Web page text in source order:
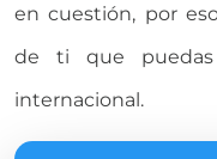
en cuestión, por
de ti que
internacional.